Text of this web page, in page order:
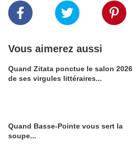
Vous aimerez aussi
Quand Zitata ponctue le salon 2026
de ses virgules littéraires...
Quand Basse-Pointe vous sert la
soupe...